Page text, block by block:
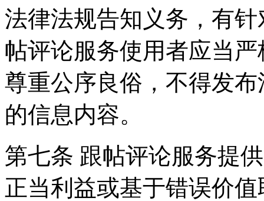
法律法规告知义务，有
帖评论服务使用者应当
尊重公序良俗，不得发
的信息内容。
第七条 跟帖评论服务提
正当利益或基于错误价